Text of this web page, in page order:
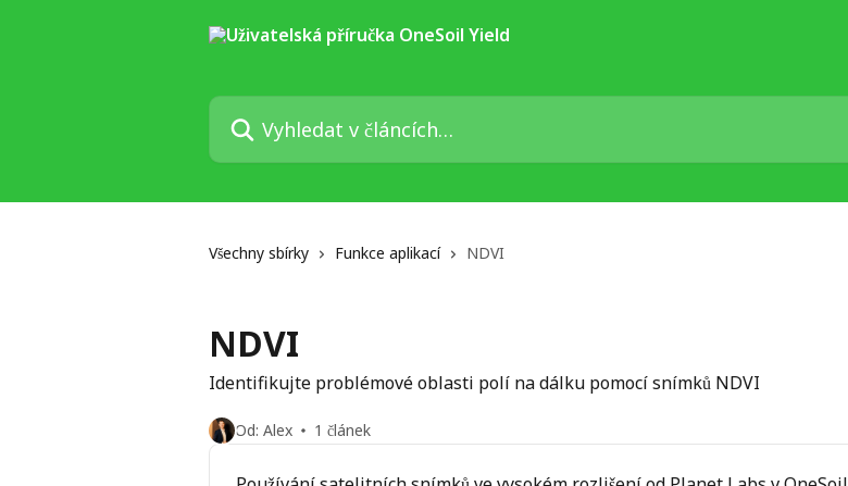
Vyhledat v článcích…
Všechny sbírky Funkce aplikací NDVI
NDVI
Identifikujte problémové oblasti polí na dálku pomocí snímků NDVI
Od: Alex 1 článek